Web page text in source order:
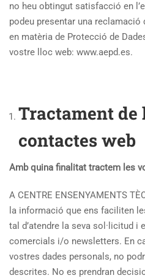
no heu obtingut satisfacció en
podeu presentar una reclamació
en matèria de Protecció de
vostre lloc web: www.aepd.es.
Tractament de
contactes web
Amb quina finalitat tractem les
A CENTRE ENSENYAMENTS
la informació que ens faciliten
tal d’atendre la seva sol·licitud i
comercials i/o newsletters. En
vostres dades personals, no
descrites. No es prendran